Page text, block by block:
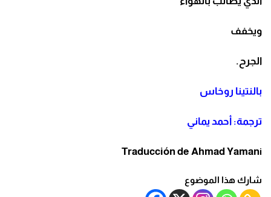
ويخفف
الجرح.
بالنتينا روخاس
ترجمة: أحمد يماني
Traducción de Ahmad Yamani
شارك هذا الموضوع